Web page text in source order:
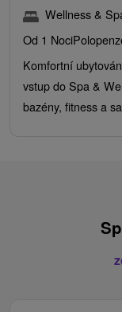
Wellness &
Od 1 Noci
Komfortní
vstup do Spa &
bazény, fitness a